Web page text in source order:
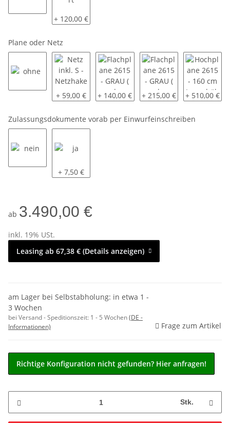
montiert
+ 120,00 €
Plane oder Netz
Netz inkl. S - Netzhaken zum Einhaken in die
+ 59,00 € Flachplane 2615 - GRAU ( andere
+ 140,00 € Flachplane 2615 -
+ 215,00 € Hochplane
+ 510,00 €
Zulassungsdokumente vorab per Einwurfeinschreiben
ja
+ 7,50 €
ab 3.490,00 €
inkl. 19% USt.
Leasing ab 67,38 € (Details anzeigen)
am Lager bei Selbstabholung: in etwa 1 -
3 Wochen
bei Versand - Speditionszeit: 1 - 5 Wochen(DE -
Informationen)
Frage zum Artikel
Richtige Konfiguration nicht gefunden? Hier anfragen!
Stk.